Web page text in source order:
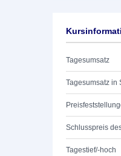
Tagesumsatz
Tagesumsatz in
Schlusspreis
Tagestief/-hoch